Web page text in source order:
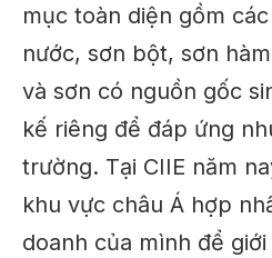
mục toàn diện gồm
nước, sơn bột, sơn
và sơn có nguồn gốc
kế riêng để đáp ứng
trường. Tại CIIE năm
khu vực châu Á hợp
doanh của mình để